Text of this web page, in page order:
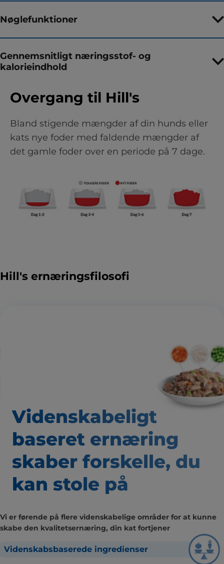
Nøglefunktioner
Gennemsnitligt næringsstof- og
kalorieindhold
Overgang til Hill's
Bland stigende mængder af din hunds eller
kats nye foder med faldende mængder af
det gamle foder over en periode på 7 dage.
Hill's ernæringsfilosofi
Videnskabeligt
baseret ernæring
skaber forskelle, du
kan stole på
Vi er førende på flere videnskabelige områder for at kunne
skabe den kvalitetsernæring, din kat fortjener
Videnskabsbaserede ingredienser